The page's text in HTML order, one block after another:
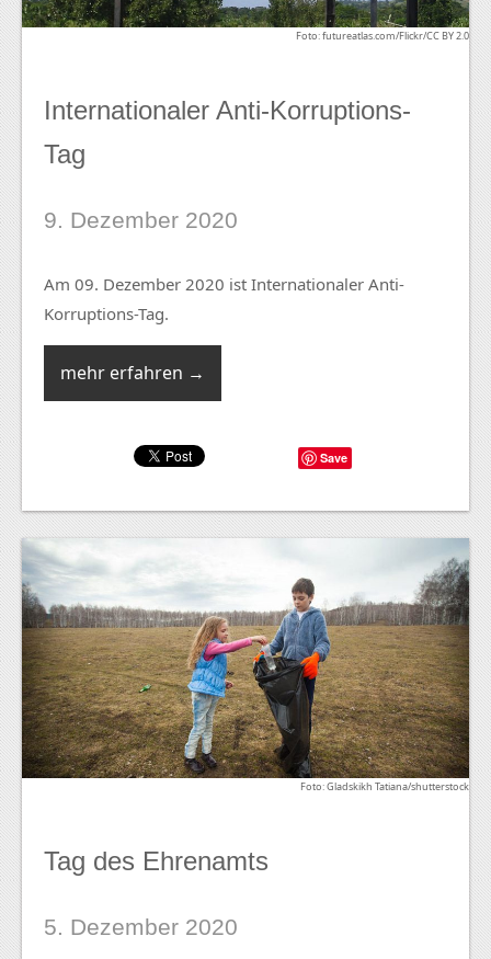
Foto: futureatlas.com/Flickr/CC BY 2.0
Internationaler Anti-Korruptions-
Tag
9. Dezember 2020
Am 09. Dezember 2020 ist Internationaler Anti-
Korruptions-Tag.
mehr erfahren →
Save
Foto: Gladskikh Tatiana/shutterstock
Tag des Ehrenamts
5. Dezember 2020